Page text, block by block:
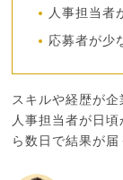
人事担当者
応募者が少
スキルや経歴が企
人事担当者が日
ら数日で結果が届